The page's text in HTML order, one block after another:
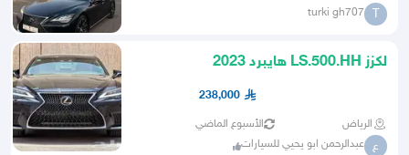
T
turki gh707
لكزز LS.500.HH هايبرد 2023
238,000
الرياض الأسبوع الماضي
ع عبدالرحمن ابو يحيي للسيارات